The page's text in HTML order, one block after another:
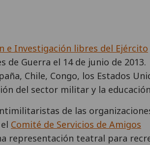
e Investigación libres del Ejército
Guerra el 14 de junio de 2013.
Chile, Congo, los Estados
del sector militar y la
de las
Comité de Servicios de Amigos
representación teatral para